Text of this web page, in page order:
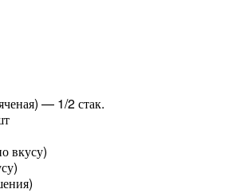
— 1/2 стак.
вкусу)